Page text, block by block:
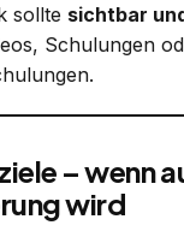
sollte sichtbar
Schulungen
– wenn
wird